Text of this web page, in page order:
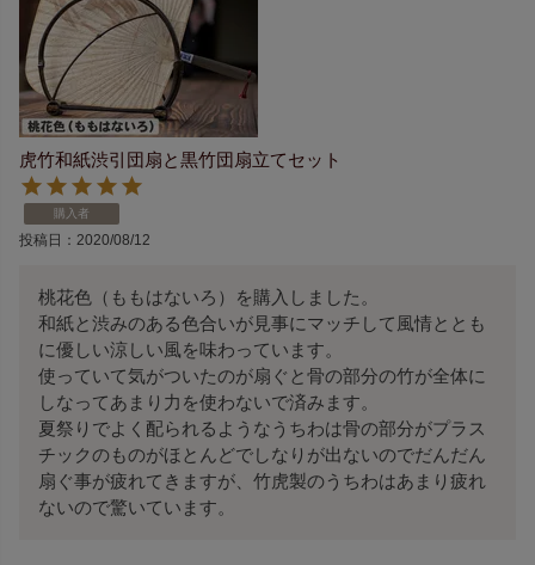
虎竹和紙渋引団扇と黒竹団扇立てセット
購入者
投稿日 2020/08/12
桃花色（ももはないろ）を購入しました。
和紙と渋みのある色合いが見事にマッチして風情ととも
に優しい涼しい風を味わっています。
使っていて気がついたのが扇ぐと骨の部分の竹が全体に
しなってあまり力を使わないで済みます。
夏祭りでよく配られるようなうちわは骨の部分がプラス
チックのものがほとんどでしなりが出ないのでだんだん
扇ぐ事が疲れてきますが、竹虎製のうちわはあまり疲れ
ないので驚いています。